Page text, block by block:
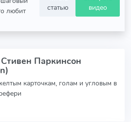
любит
статью
видео
Стивен Паркинсон
карточкам, голам и угловым в